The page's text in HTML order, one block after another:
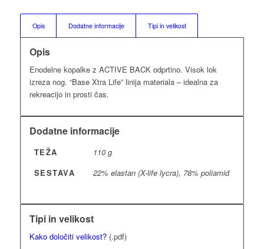
Opis Dodatne informacije Tipi in velikost
Opis
Enodelne kopalke z ACTIVE BACK odprtino. Visok lok
izreza nog. “Base Xtra Life” linija materiala – idealna za
rekreacijo in prosti čas.
Dodatne informacije
TEŽA
110 g
SESTAVA
22% elastan (X-life lycra), 78% poliamid
Tipi in velikost
Kako določiti velikost?(.pdf)